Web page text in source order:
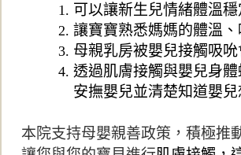
可以讓新生兒情緒體溫
讓寶寶熟悉媽媽的體溫
母親乳房被嬰兒接觸吸
透過肌膚接觸與嬰兒身
安撫嬰兒並清楚知道嬰
本院支持母嬰親善政策，積極推